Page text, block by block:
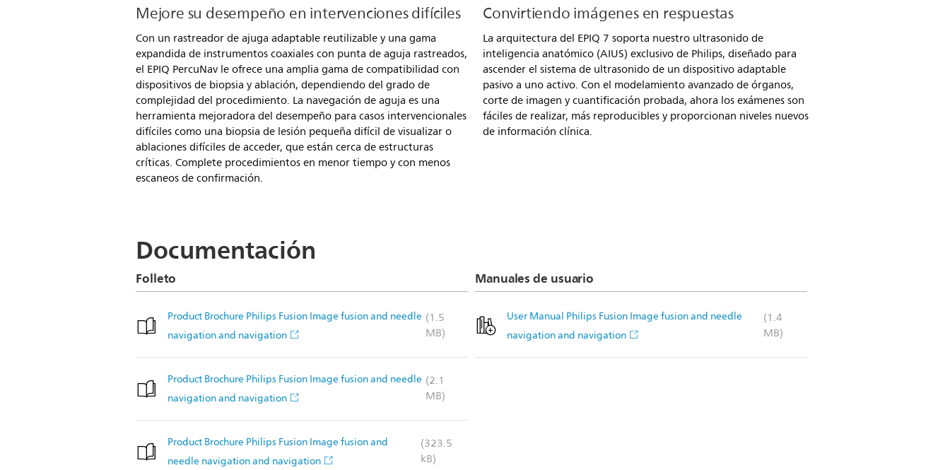
Mejore su desempeño en intervenciones difíciles
Con un rastreador de ajuga adaptable reutilizable y una gama
expandida de instrumentos coaxiales con punta de aguja rastreados,
el EPIQ PercuNav le ofrece una amplia gama de compatibilidad con
dispositivos de biopsia y ablación, dependiendo del grado de
complejidad del procedimiento. La navegación de aguja es una
herramienta mejoradora del desempeño para casos intervencionales
difíciles como una biopsia de lesión pequeña difícil de visualizar o
ablaciones difíciles de acceder, que están cerca de estructuras
críticas. Complete procedimientos en menor tiempo y con menos
escaneos de confirmación.
Convirtiendo imágenes en respuestas
La arquitectura del EPIQ 7 soporta nuestro ultrasonido de
inteligencia anatómico (AIUS) exclusivo de Philips, diseñado para
ascender el sistema de ultrasonido de un dispositivo adaptable
pasivo a uno activo. Con el modelamiento avanzado de órganos,
corte de imagen y cuantificación probada, ahora los exámenes son
fáciles de realizar, más reproducibles y proporcionan niveles nuevos
de información clínica.
Documentación
Folleto
Product Brochure Philips Fusion Image fusion and needle
navigation and navigation
(1.5
MB)
Product Brochure Philips Fusion Image fusion and needle
navigation and navigation
(2.1
MB)
Product Brochure Philips Fusion Image fusion and
needle navigation and navigation
(323.5
kB)
Manuales de usuario
User Manual Philips Fusion Image fusion and needle
navigation and navigation
(1.4
MB)